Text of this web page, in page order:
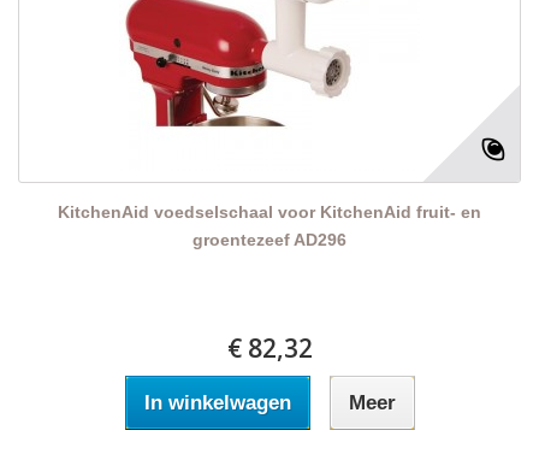
KitchenAid voedselschaal voor KitchenAid fruit- en
groentezeef AD296
€ 82,32
In winkelwagen Meer